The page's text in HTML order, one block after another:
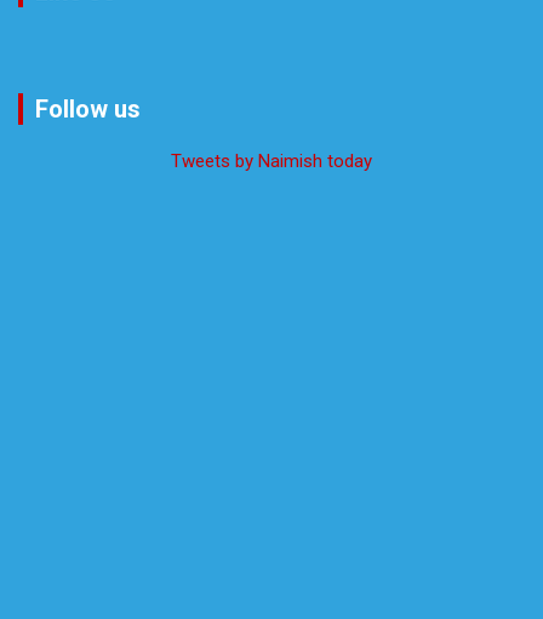
Follow us
Tweets by Naimish today